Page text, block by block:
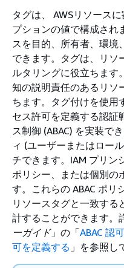
タグは、 AWSリソース
プションの値で構成され
スを目的、所有者、環境
できます。タグは、リソ
ルタリングに役立ちます
知の説明責任のあるリソ
ちます。タグ付けを使用
セス許可を定義する認証
ス制御 (ABAC) を実装で
ィ (ユーザーまたはロー
チできます。IAM プリン
ポリシー、または個別の
す。これらの ABAC ポ
リソースタグと一致する
計することができます。
ーガイド」の「ABAC 認
可を定義する 」を参照し